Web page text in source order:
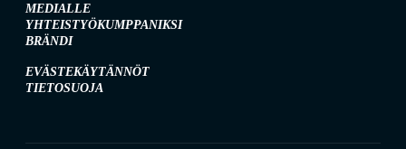
MEDIALLE
YHTEISTYÖKUMPPANIKSI
BRÄNDI
EVÄSTEKÄYTÄNNÖT
TIETOSUOJA